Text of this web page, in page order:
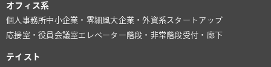
オフィス系
個人事務所中小企業・零細風大企業・外資系スタートアップ
応接室・役員会議室 エレベーター 階段・非常階段受付・廊下
テイスト